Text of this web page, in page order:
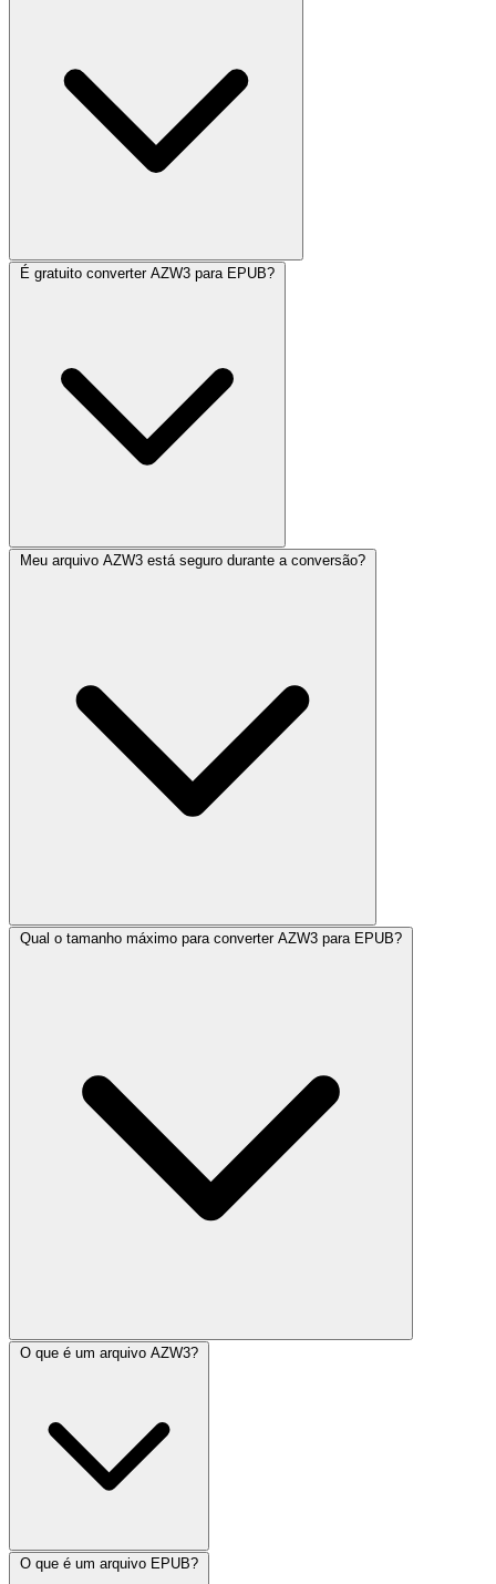
É gratuito converter AZW3 para EPUB?
Meu arquivo AZW3 está seguro durante a conversão?
Qual o tamanho máximo para converter AZW3 para EPUB?
O que é um arquivo AZW3?
O que é um arquivo EPUB?